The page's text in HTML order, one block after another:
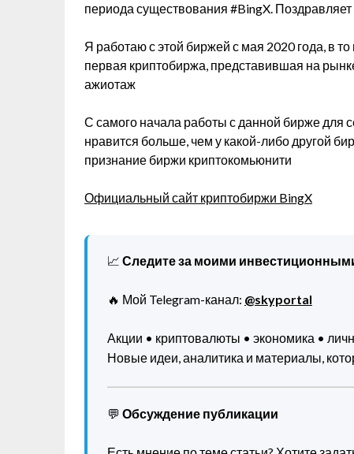
периода существования #BingX.
Я работаю с этой биржей с мая 2020 года, в
первая криптобиржа, представившая на
ажиотаж
С самого начала работы с данной бирже для
нравится больше, чем у какой-либо другой
признание биржи криптокомьюнити
Официальный сайт криптобиржи BingX
📈 Следите за моими
🔥 Мой Telegram-канал: @skyportal
Акции • криптовалюты • экономика •
Новые идеи, аналитика и материалы,
💬 Обсуждение публикации